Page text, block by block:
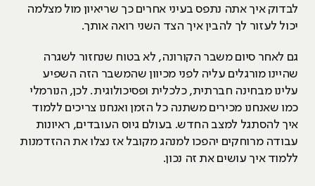
לבדוק איך אתה נתפס בעיני אחרים כך שריאיון מול מצלמה
יכול לעזור לך להבין איך הצד השני רואה אותך.
גם לאחר סיום משבר הקורונה, לא בטוח שנחזור לשגרה
שהיינו מורגלים עליה לפני מכיוון שהמשבר הזה השפיע
עלינו מבחינה חברתית, כלכלית ופסיכולוגית. לכן, הנורמלי
כמו שאנחנו מכירים משתנה כל הזמן ואנחנו צריכים ללמוד
איך להסתגל למצב החדש. בעולם גיוס העובדים, ראיונות
עבודה מרוחקים יהפכו למנהג מקובל אז נצלו את ההזדמנות
ללמוד איך עושים את זה נכון.